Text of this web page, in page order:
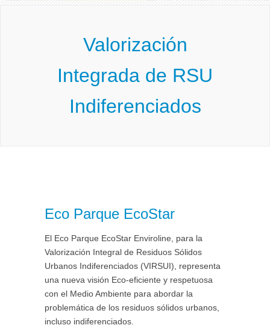
Valorización
Integrada de RSU
Indiferenciados
Eco Parque EcoStar
El Eco Parque EcoStar Enviroline, para la
Valorización Integral de Residuos Sólidos
Urbanos Indiferenciados (VIRSUI), representa
una nueva visión Eco-eficiente y respetuosa
con el Medio Ambiente para abordar la
problemática de los residuos sólidos urbanos,
incluso indiferenciados.